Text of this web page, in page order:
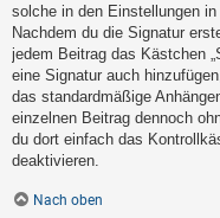
solche in den Einstellungen
Nachdem du die Signatur
jedem Beitrag das Kästchen
eine Signatur auch
das standardmäßige
einzelnen Beitrag dennoch
du dort einfach das
deaktivieren.
Nach oben